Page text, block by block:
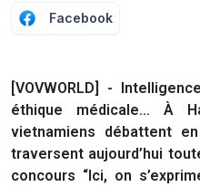
Facebook
[VOVWORLD] -
éthique médicale… À
vietnamiens débattent
traversent aujourd’hui
concours “Ici, on